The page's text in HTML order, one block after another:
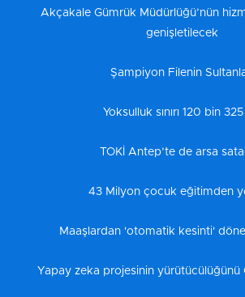
Akçakale Gümrük Müdürlüğü’nün
genişletilecek
Şampiyon Filenin
Yoksulluk sınırı 120 bin
TOKİ Antep’te de arsa
43 Milyon çocuk eğitimden
Maaşlardan 'otomatik kesinti'
Yapay zeka projesinin yürütücülüğünü